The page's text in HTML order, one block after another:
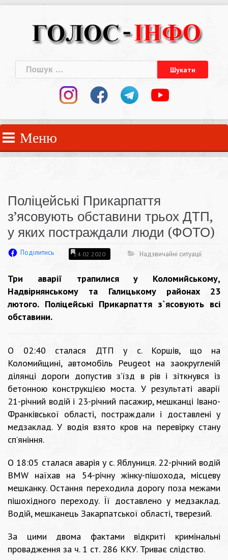
Пошук:
Меню
Поліцейські Прикарпаття
з’ясовують обставини трьох ДТП,
у яких постраждали люди (ФОТО)
Поділитись 24.02.2020 Надзвичайні ситуації
Три аварії трапилися у Коломийському,
Надвірнянському та Галицькому районах 23
лютого. Поліцейські Прикарпаття з`ясовують всі
обставини.
О 02:40 сталася ДТП у с. Коршів, що на
Коломийщині, автомобіль Peugeot на заокругленій
ділянці дороги допустив з’їзд в рів і зіткнувся із
бетонною конструкцією моста. У результаті аварії
21-річний водій і 23-річний пасажир, мешканці Івано-
Франківської області, постраждали і доставлені у
медзаклад. У водія взято кров на перевірку стану
сп’яніння.
О 18:05 сталася аварія у с. Яблуниця. 22-річний водій
BMW наїхав на 54-річну жінку-пішохода, місцеву
мешканку. Остання переходила дорогу поза межами
пішохідного переходу. Її доставлено у медзаклад.
Водій, мешканець Закарпатської області, тверезий.
За цими двома фактами відкриті кримінальні
провадження за ч. 1 ст. 286 ККУ. Триває слідство.